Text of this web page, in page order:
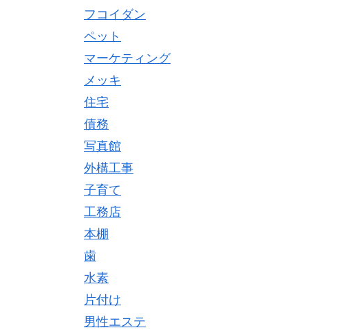
フコイダン
ペット
マーケティング
メッキ
住宅
債務
写真館
外構工事
子育て
工務店
本棚
歯
水素
片付け
男性エステ